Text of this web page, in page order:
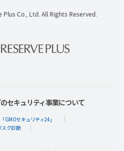
Co., Ltd. All Rights Reserved.
セキュリティ事業について
GMOセキュリティ24」
スク診断